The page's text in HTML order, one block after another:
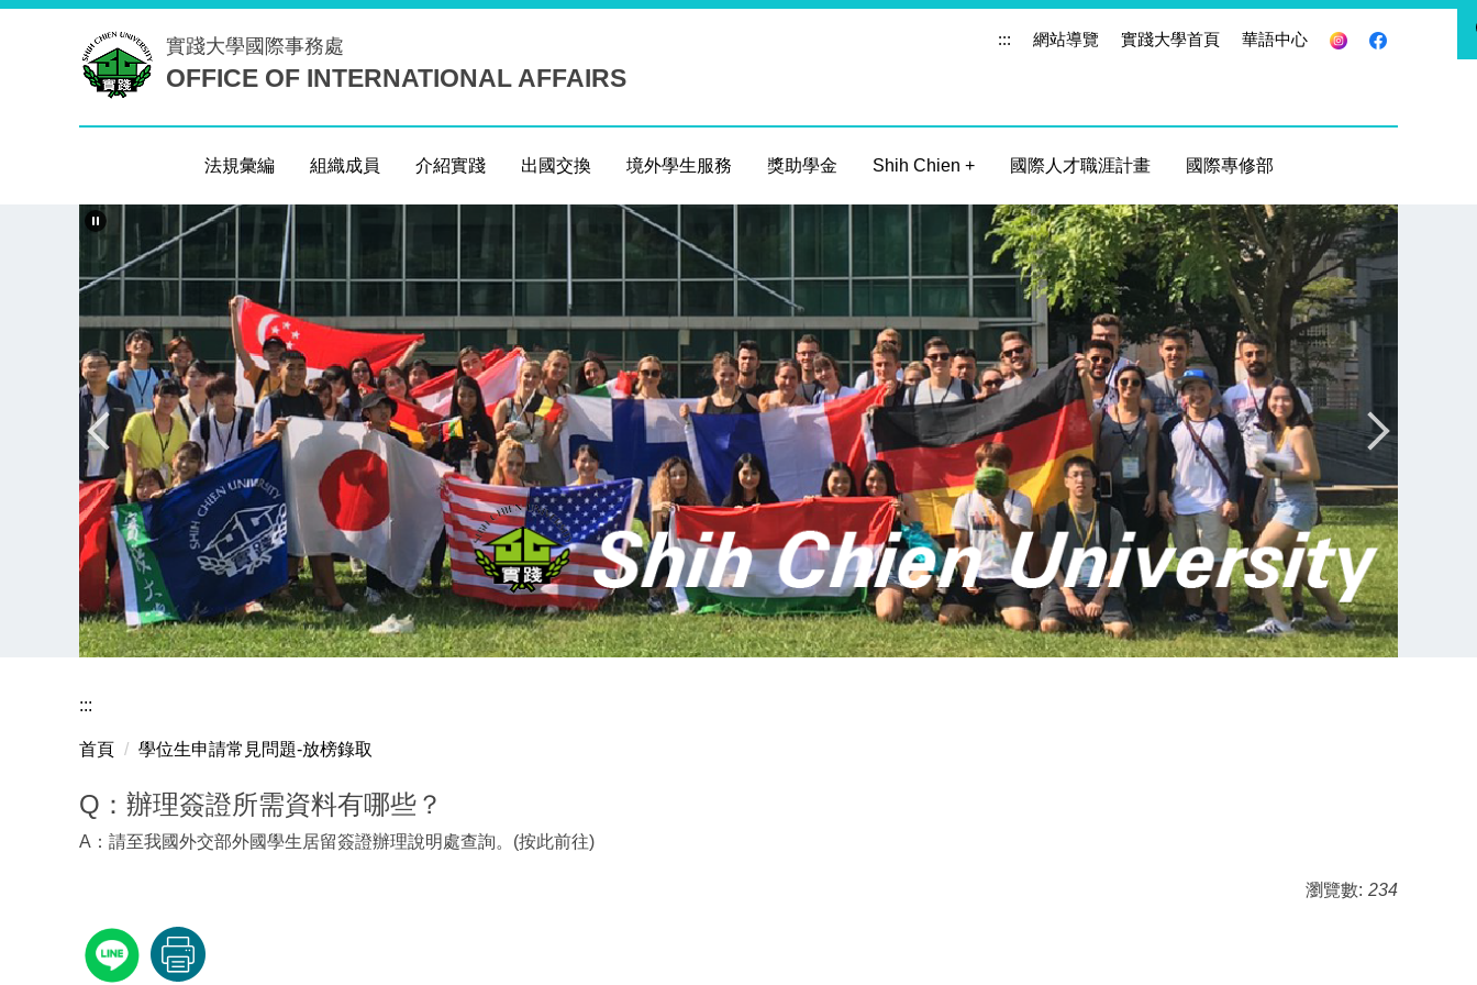
實踐大學 國際事務處
OFFICE OF INTERNATIONAL AFFAIRS
::: 網站導覽 實踐大學首頁 華語中心
法規彙編 組織成員 介紹實踐 出國交換 境外學生服務 獎助學金 Shih Chien + 國際人才職涯計畫 國際專修部
:::
首頁 學位生申請常見問題-放榜錄取
Q：辦理簽證所需資料有哪些？
A：請至我國外交部外國學生居留簽證辦理說明處查詢。(按此前往)
瀏覽數: 234